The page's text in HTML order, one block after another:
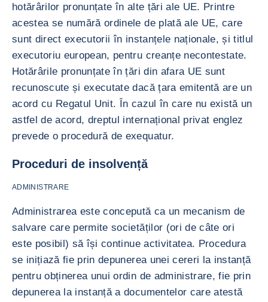
hotărârilor pronunțate în alte țări ale UE. Printre
acestea se numără ordinele de plată ale UE, care
sunt direct executorii în instanțele naționale, și titlul
executoriu european, pentru creanțe necontestate.
Hotărârile pronunțate în țări din afara UE sunt
recunoscute și executate dacă țara emitentă are un
acord cu Regatul Unit. În cazul în care nu există un
astfel de acord, dreptul internațional privat englez
prevede o procedură de exequatur.
Proceduri de insolvență
ADMINISTRARE
Administrarea este concepută ca un mecanism de
salvare care permite societăților (ori de câte ori
este posibil) să își continue activitatea. Procedura
se inițiază fie prin depunerea unei cereri la instanță
pentru obținerea unui ordin de administrare, fie prin
depunerea la instanță a documentelor care atestă